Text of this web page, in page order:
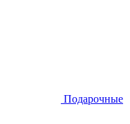
Подарочные